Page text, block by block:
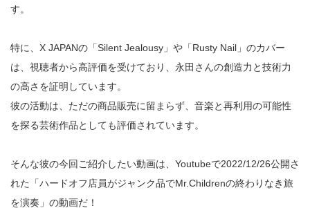
す。
特に、X JAPANの「Silent Jealousy」や「Rusty Nail」のカバー
は、視聴者から高評価を受けており、永田さんの創造力と技術力
の高さを証明しています。
彼の活動は、ただの商品販売に留まらず、音楽と再利用の可能性
を探る芸術作品としても評価されています。
そんな彼の今回ご紹介したい動画は、Youtubeで2022/12/26公開さ
れた「ハードオフ店員がジャンク品でMr.Childrenの終わりなき旅
を演奏」の動画だ！